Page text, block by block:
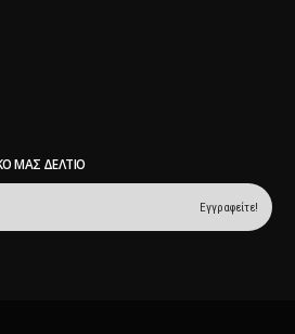
ΜΑΣ ΔΕΛΤΊΟ